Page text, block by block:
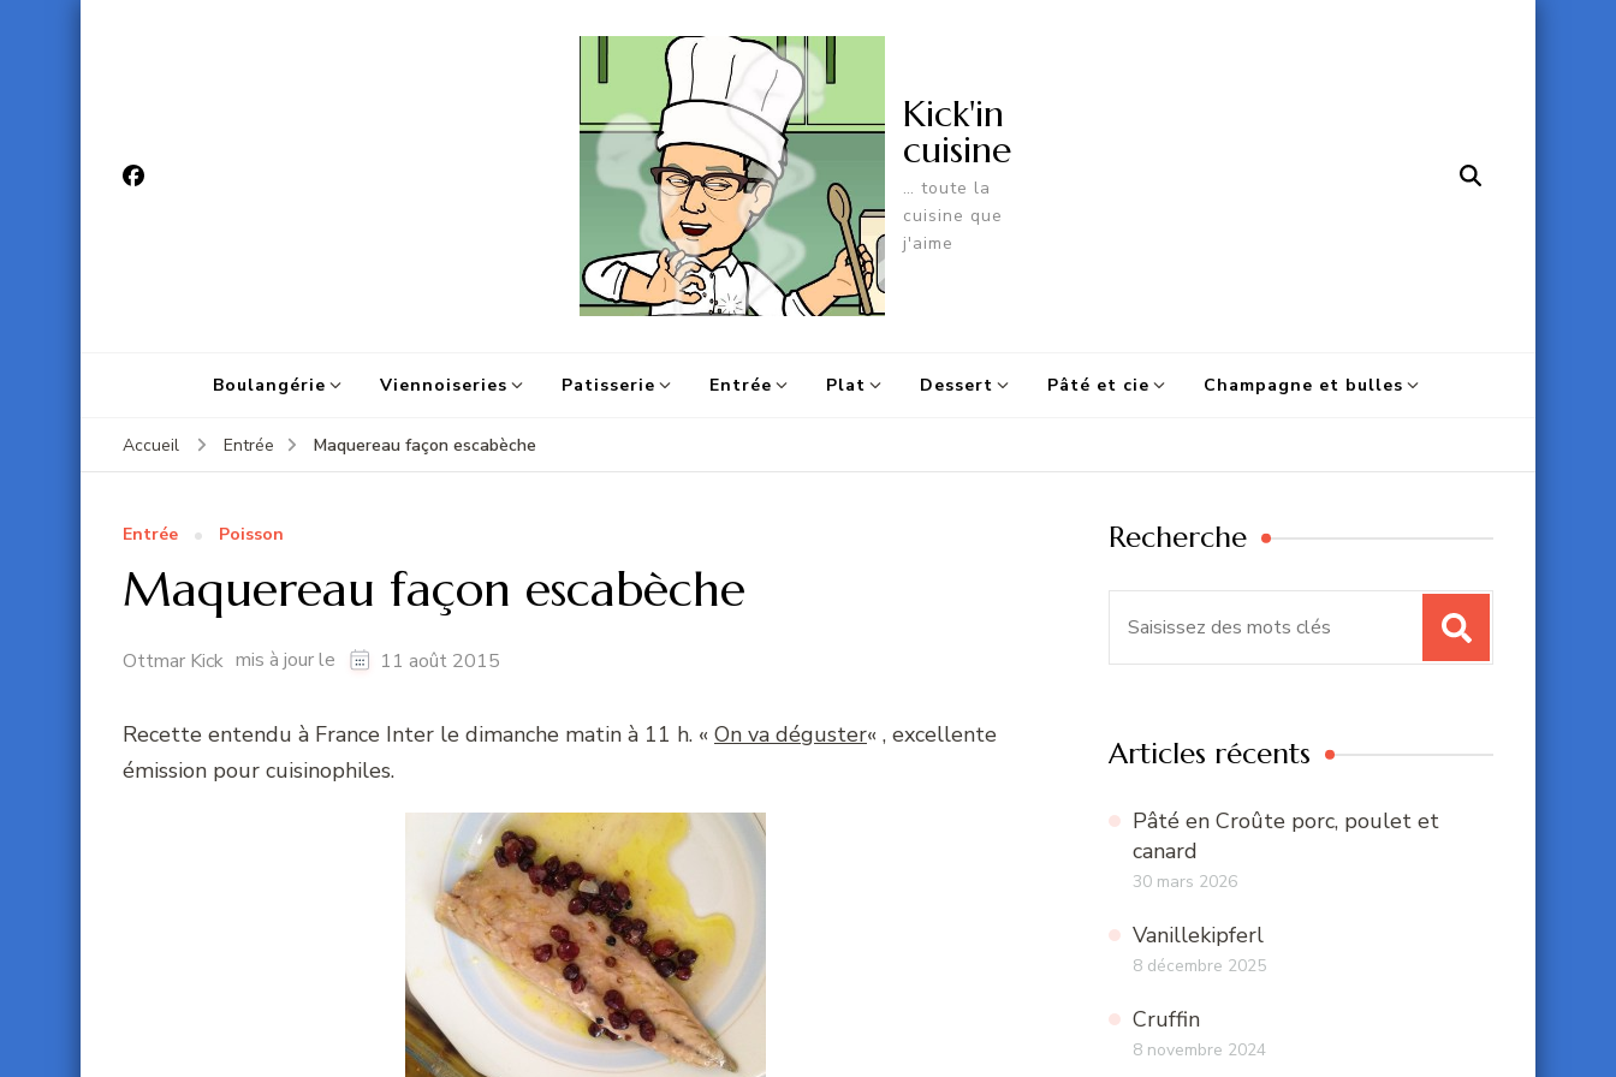
Kick'in
cuisine
… toute la
cuisine que
j'aime
Boulangérie Viennoiseries Patisserie Entrée Plat Dessert Pâté et cie Champagne et bulles
Accueil Entrée Maquereau façon escabèche
Entrée Poisson
Maquereau façon escabèche
Ottmar Kick mis à jour le 11 août 2015
Recette entendu à France Inter le dimanche matin à 11 h. « On va déguster« , excellente
émission pour cuisinophiles.
Recherche
Articles récents
Pâté en Croûte porc, poulet et
canard
30 mars 2026
Vanillekipferl
8 décembre 2025
Cruffin
8 novembre 2024